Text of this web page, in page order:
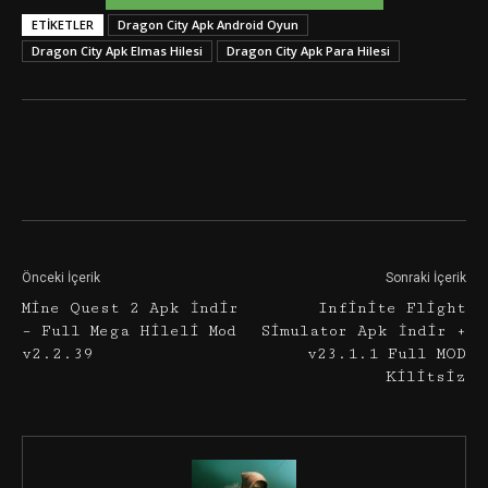
ETIKETLER
Dragon City Apk Android Oyun
Dragon City Apk Elmas Hilesi
Dragon City Apk Para Hilesi
Önceki İçerik
Mine Quest 2 Apk İndir
– Full Mega Hileli Mod
v2.2.39
Sonraki İçerik
Infinite Flight
Simulator Apk İndir +
v23.1.1 Full MOD
Kilitsiz